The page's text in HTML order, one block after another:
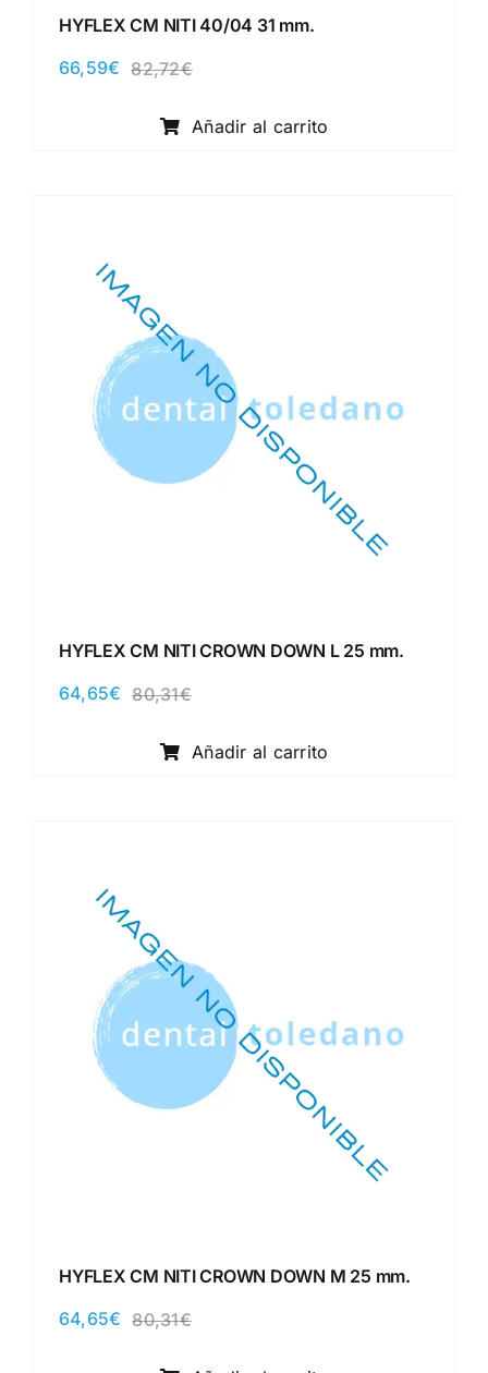
HYFLEX CM NITI 40/04 31 mm.
82,72€El
original
era:
66,59€
El
actual
es:
Añadir al carrito
HYFLEX CM NITI CROWN DOWN L 25 mm.
80,31€El
original
era:
64,65€
El
actual
es:
Añadir al carrito
HYFLEX CM NITI CROWN DOWN M 25 mm.
80,31€El
64,65€
El